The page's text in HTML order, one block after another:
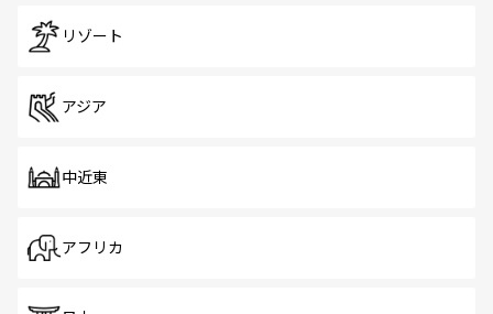
リゾート
アジア
中近東
アフリカ